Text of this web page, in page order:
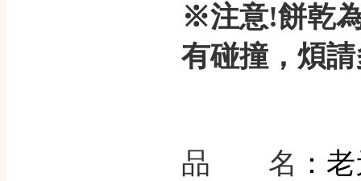
※注意!餅乾
有碰撞，煩
品 名 ：